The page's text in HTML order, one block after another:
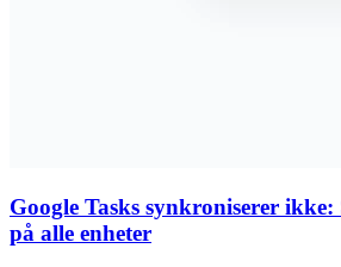
Google Tasks synkroniserer
på alle enheter